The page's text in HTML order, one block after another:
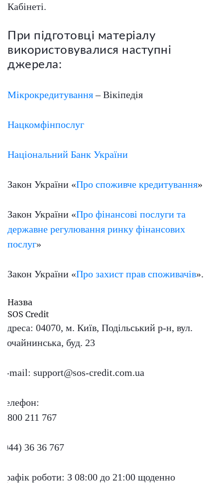
Кабінеті.
При підготовці матеріалу
використовувалися наступні
джерела:
Мікрокредитування– Вікіпедія
Нацкомфінпослуг
Національний Банк України
Закон України «Про споживче кредитування»
Закон України «Про фінансові послуги та
державне регулювання ринку фінансових
послуг»
Закон України «Про захист прав споживачів».
Назва
SOS Credit
Адреса: 04070, м. Київ, Подільський р-н, вул.
Почайнинська, буд. 23
E-mail: support@sos-credit.com.ua
Телефон:
0 800 211 767
(044) 36 36 767
Графік роботи: З 08:00 до 21:00 щоденно